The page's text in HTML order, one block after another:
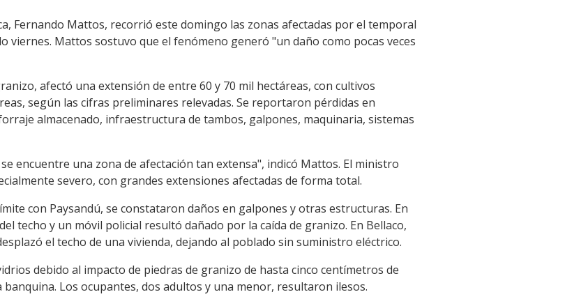
Fernando Mattos, recorrió este domingo las zonas afectadas por el temporal
viernes. Mattos sostuvo que el fenómeno generó "un daño como pocas veces
afectó una extensión de entre 60 y 70 mil hectáreas, con cultivos
según las cifras preliminares relevadas. Se reportaron pérdidas en
almacenado, infraestructura de tambos, galpones, maquinaria, sistemas
encuentre una zona de afectación tan extensa", indicó Mattos. El ministro
severo, con grandes extensiones afectadas de forma total.
con Paysandú, se constataron daños en galpones y otras estructuras. En
techo y un móvil policial resultó dañado por la caída de granizo. En Bellaco,
el techo de una vivienda, dejando al poblado sin suministro eléctrico.
debido al impacto de piedras de granizo de hasta cinco centímetros de
Los ocupantes, dos adultos y una menor, resultaron ilesos.